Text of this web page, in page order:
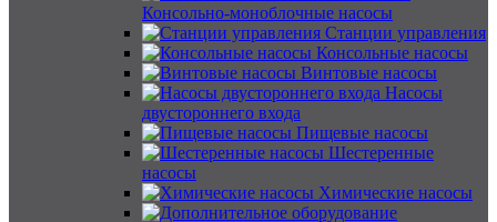
Консольно-моноблочные насосы
Станции управления
Консольные насосы
Винтовые насосы
Насосы
двустороннего входа
Пищевые насосы
Шестеренные
насосы
Химические насосы